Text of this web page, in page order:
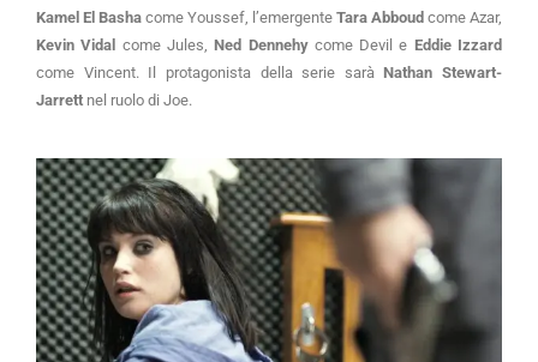
Kamel El Basha come Youssef, l’emergente Tara Abboud come Azar,
Kevin Vidal come Jules, Ned Dennehycome Devil e Eddie Izzard
come Vincent. Il protagonista della serie sarà Nathan Stewart-
Jarrett nel ruolo di Joe.